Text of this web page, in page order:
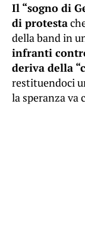
Il “sogno di
di protesta
della band in
infranti
deriva della
restituendoci
la speranza va